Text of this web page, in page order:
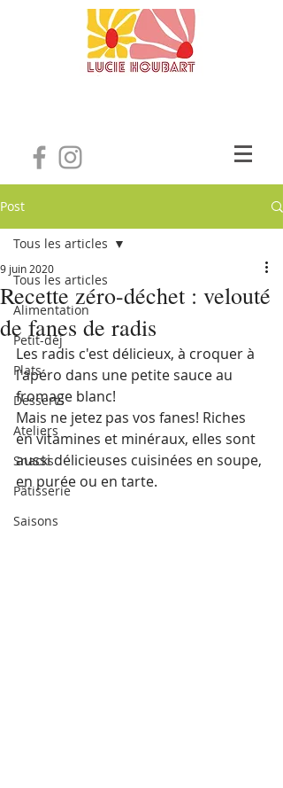
Post
Tous les articles
Alimentation
Petit-déj
Plats
Desserts
Ateliers
Snacks
Pâtisserie
Saisons
Tous les articles
Recette zéro-déchet : velouté
de fanes de radis
9 juin 2020
Les radis c'est délicieux, à croquer à
l'apéro dans une petite sauce au
fromage blanc!
Mais ne jetez pas vos fanes! Riches
en vitamines et minéraux, elles sont
aussi délicieuses cuisinées en soupe,
en purée ou en tarte.